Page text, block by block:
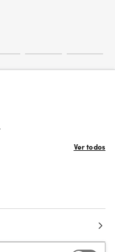
Ver todos